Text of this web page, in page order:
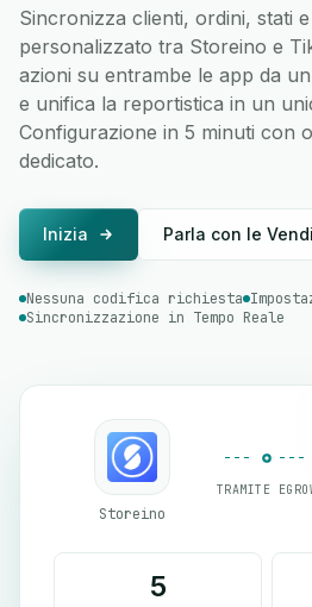
Sincronizza clienti, ordini, stati
personalizzato tra Storeino e
azioni su entrambe le app da
e unifica la reportistica in un
Configurazione in 5 minuti con
dedicato.
Inizia Parla con le
Nessuna codifica richiesta
Sincronizzazione in Tempo Reale
Storeino
TRAMITE
5